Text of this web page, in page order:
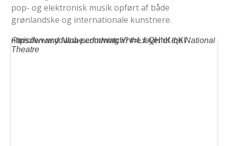
pop- og elektronisk musik opført af både
grønlandske og internationale kunstnere.
https://www.youtube.com/watch?v=Lx-QHhK-qKI
Farisden and Nina performing in the foyer of the National
Theatre